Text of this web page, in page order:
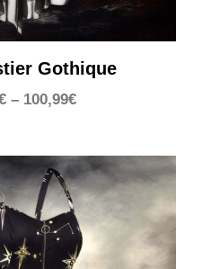
Gothique
– 100,99€